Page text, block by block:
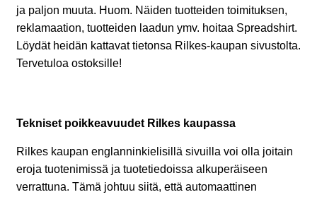
ja paljon muuta. Huom. Näiden tuotteiden toimituksen,
reklamaation, tuotteiden laadun ymv. hoitaa Spreadshirt.
Löydät heidän kattavat tietonsa Rilkes-kaupan sivustolta.
Tervetuloa ostoksille!
Tekniset poikkeavuudet Rilkes kaupassa
Rilkes kaupan englanninkielisillä sivuilla voi olla joitain
eroja tuotenimissä ja tuotetiedoissa alkuperäiseen
verrattuna. Tämä johtuu siitä, että automaattinen